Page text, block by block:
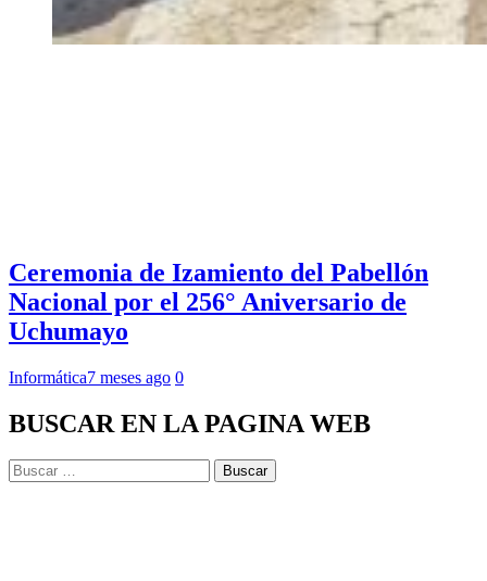
Ceremonia de Izamiento del Pabellón
Nacional por el 256° Aniversario de
Uchumayo
Informática7 meses ago 0
BUSCAR EN LA PAGINA WEB
Buscar: